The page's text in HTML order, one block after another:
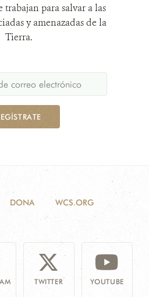
trabajan para salvar a las
y amenazadas de la
Tierra.
DONA WCS.ORG
TWITTER YOUTUBE